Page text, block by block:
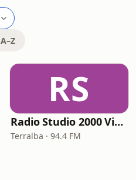
A–Z
RS
Radio Studio 2000 Vintage
Terralba · 94.4 FM